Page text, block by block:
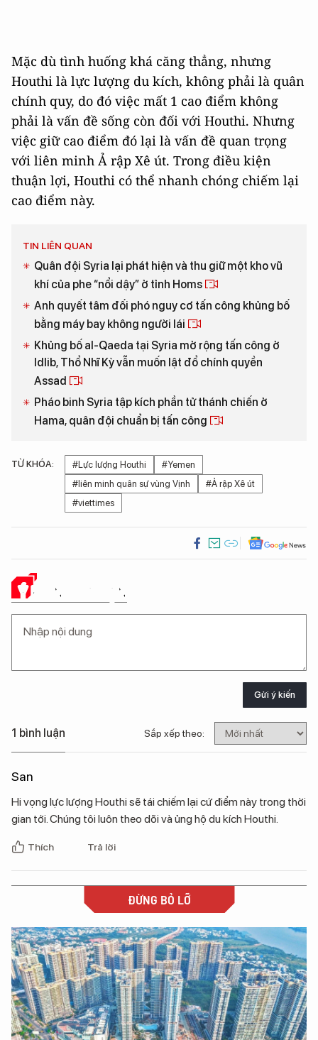
Mặc dù tình huống khá căng thẳng, nhưng
Houthi là lực lượng du kích, không phải là quân
chính quy, do đó việc mất 1 cao điểm không
phải là vấn đề sống còn đối với Houthi. Nhưng
việc giữ cao điểm đó lại là vấn đề quan trọng
với liên minh Ả rập Xê út. Trong điều kiện
thuận lợi, Houthi có thể nhanh chóng chiếm lại
cao điểm này.
TIN LIÊN QUAN
Quân đội Syria lại phát hiện và thu giữ một kho vũ
khí của phe “nổi dậy” ở tỉnh Homs
Anh quyết tâm đối phó nguy cơ tấn công khủng bố
bằng máy bay không người lái
Khủng bố al-Qaeda tại Syria mở rộng tấn công ở
Idlib, Thổ Nhĩ Kỳ vẫn muốn lật đổ chính quyền
Assad
Pháo binh Syria tập kích phần tử thánh chiến ở
Hama, quân đội chuẩn bị tấn công
TỪ KHÓA: #Lực lượng Houthi
#Yemen
#liên minh quân sự vùng Vịnh
#Ả rập Xê út
#viettimes
Ý KIẾN CỦA BẠN
Gửi ý kiến
1 bình luận Sắp xếp theo:
San
Hi vọng lực lượng Houthi sẽ tái chiếm lại cứ điểm này trong thời
gian tới. Chúng tôi luôn theo dõi và ủng hộ du kích Houthi.
Thích Trả lời
ĐỪNG BỎ LỠ